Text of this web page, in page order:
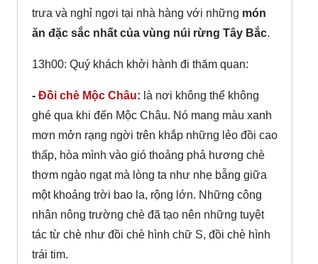
trưa và nghỉ ngơi tại nhà hàng với những món
ăn đặc sắc nhất của vùng núi rừng Tây Bắc.
13h00: Quý khách khởi hành đi thăm quan:
- Đồi chè Mộc Châu: là nơi không thể không
ghé qua khi đến Mộc Châu. Nó mang màu xanh
mơn mởn rạng ngời trên khắp những lẻo đồi cao
thấp, hòa mình vào gió thoảng phả hương chè
thơm ngào ngạt mà lòng ta như nhẹ bẫng giữa
một khoảng trời bao la, rộng lớn. Những công
nhân nông trường chè đã tạo nên những tuyệt
tác từ chè như đồi chè hình chữ S, đồi chè hình
trái tim.